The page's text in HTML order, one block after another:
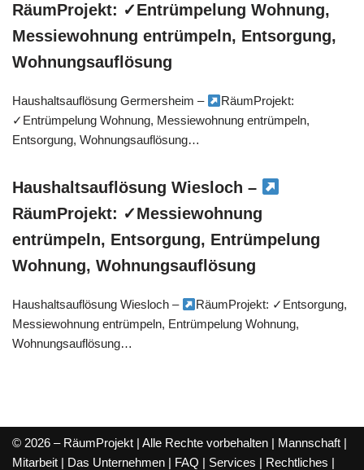
RäumProjekt: ✓Entrümpelung Wohnung,
Messiewohnung entrümpeln, Entsorgung,
Wohnungsauflösung
Haushaltsauflösung Germersheim –
RäumProjekt:
✓Entrümpelung Wohnung, Messiewohnung entrümpeln,
Entsorgung, Wohnungsauflösung…
Haushaltsauflösung Wiesloch –
RäumProjekt: ✓Messiewohnung
entrümpeln, Entsorgung, Entrümpelung
Wohnung, Wohnungsauflösung
Haushaltsauflösung Wiesloch –
RäumProjekt: ✓Entsorgung,
Messiewohnung entrümpeln, Entrümpelung Wohnung,
Wohnungsauflösung…
© 2026 – RäumProjekt | Alle Rechte vorbehalten | Mannschaft |
Mitarbeit | Das Unternehmen | FAQ | Services | Rechtliches |